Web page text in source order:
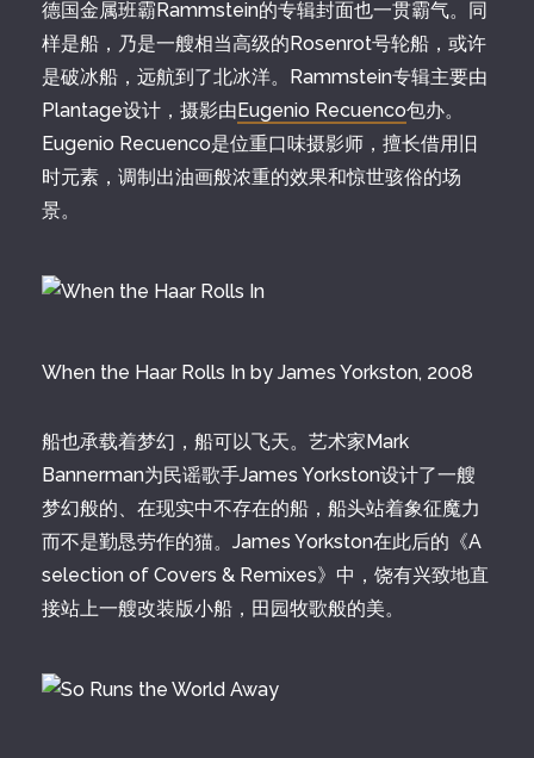
德国金属班霸Rammstein的专辑封面也一贯霸气。同
样是船，乃是一艘相当高级的Rosenrot号轮船，或许
是破冰船，远航到了北冰洋。Rammstein专辑主要由
Plantage设计，摄影由Eugenio Recuenco包办。
Eugenio Recuenco是位重口味摄影师，擅长借用旧
时元素，调制出油画般浓重的效果和惊世骇俗的场
景。
When the Haar Rolls In by James Yorkston, 2008
船也承载着梦幻，船可以飞天。艺术家Mark
Bannerman为民谣歌手James Yorkston设计了一艘
梦幻般的、在现实中不存在的船，船头站着象征魔力
而不是勤恳劳作的猫。James Yorkston在此后的《A
selection of Covers & Remixes》中，饶有兴致地直
接站上一艘改装版小船，田园牧歌般的美。